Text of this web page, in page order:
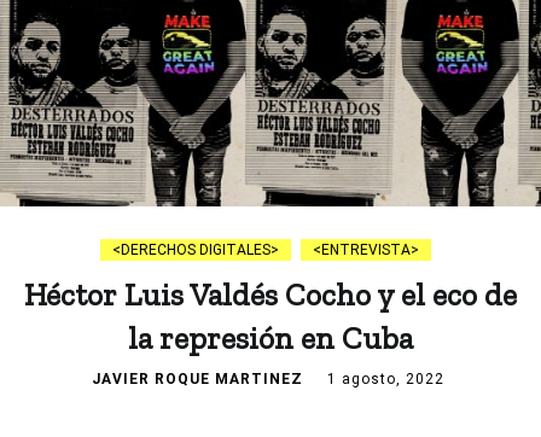
DERECHOS DIGITALES ENTREVISTA
Héctor Luis Valdés Cocho y el eco de
la represión en Cuba
JAVIER ROQUE MARTINEZ 1 agosto, 2022